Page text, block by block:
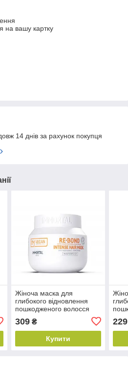
на вашу картку
14 днів за рахунок покупця
Жіноча маска для
глибокого відновлення
пошкодженого волосся
Immortal NYC RE-BOND
I'M Vegan, 500 мл (NYC-
70)
309₴
Купити
I'M
71)
229